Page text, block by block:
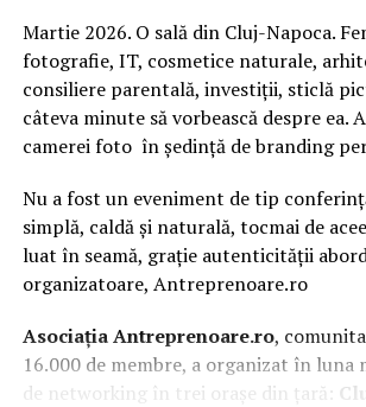
Martie 2026. O sală din Cluj-Napoca.
fotografie, IT, cosmetice naturale,
consiliere parentală, investiții, sticlă
câteva minute să vorbească despre ea.
camerei foto în ședință de branding
Nu a fost un eveniment de tip
simplă, caldă și naturală, tocmai de
luat în seamă, grație autenticității
organizatoare, Antreprenoare.ro
Asociația Antreprenoare.ro,
16.000 de membre, a organizat în
de networking în trei orașe din țară: